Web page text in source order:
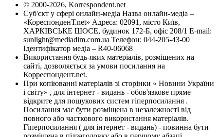
© 2000-2026, Korrespondent.net
Суб'єкт у сфері онлайн-медіа Назва онлайн-медіа –
«КореспонденТ.net» Адреса: 02091, місто Київ,
ХАРКІВСЬКЕ ШОСЕ, будинок 172-Б, офіс 208/1 E-mail:
sunlight@mediadim.com.ua Телефон: 044-205-43-00
Ідентифікатор медіа – R40-06068
Використання будь-яких матеріалів, розміщених на
сайті, дозволяється за умови посилання на
Корреспондент.net.
При копіюванні матеріалів зі сторінки « Новини України
і світу» , для інтернет - видань - обов'язкове пряме
відкрите для пошукових систем гіперпосилання .
Посилання має бути розміщена в незалежності від
повного або часткового використання матеріалів.
Гіперпосилання ( для інтернет - видань) - повинна бути